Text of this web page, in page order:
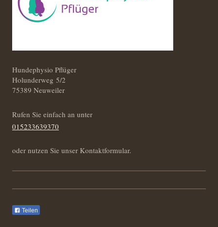
Hundephysio Pflüger
Holunderweg 5/2
75389 Neuweiler
Rufen Sie einfach an unter
015233639370
oder nutzen Sie unser Kontaktformular.
Teilen